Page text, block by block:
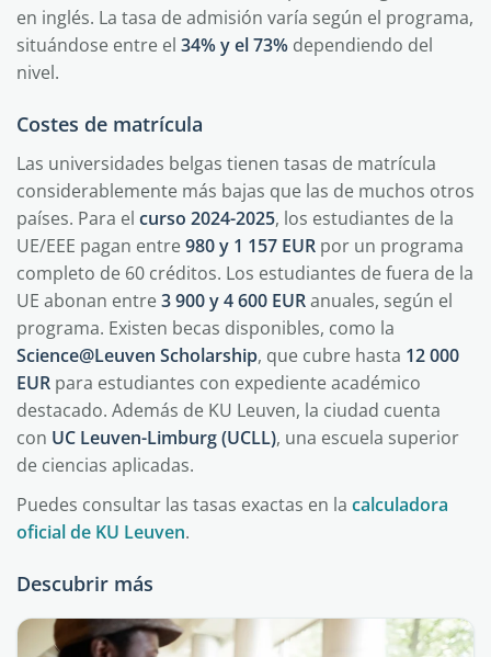
en inglés. La tasa de admisión varía según el programa,
situándose entre el 34% y el 73% dependiendo del
nivel.
Costes de matrícula
Las universidades belgas tienen tasas de matrícula
considerablemente más bajas que las de muchos otros
países. Para el curso 2024-2025, los estudiantes de la
UE/EEE pagan entre980 y 1 157 EUR por un programa
completo de 60 créditos. Los estudiantes de fuera de la
UE abonan entre3 900 y 4 600 EURanuales, según el
programa. Existen becas disponibles, como la
Science@Leuven Scholarship, que cubre hasta 12 000
EUR para estudiantes con expediente académico
destacado. Además de KU Leuven, la ciudad cuenta
con UC Leuven-Limburg (UCLL), una escuela superior
de ciencias aplicadas.
Puedes consultar las tasas exactas en la calculadora
oficial de KU Leuven.
Descubrir más